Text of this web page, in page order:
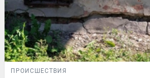
ПРОИСШЕСТВИЯ